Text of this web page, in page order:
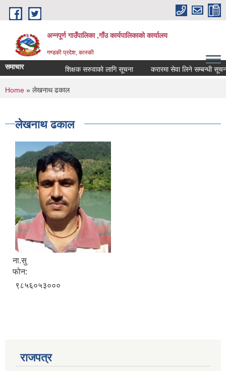
Skip to main content
अन्नपूर्ण गाउँपालिका ,गाँउ कार्यपालिकाको कार्यालय
गण्डकी प्रदेश, कास्की
समाचार शिक्षक सरुवाको लागि सूचना करारमा सेवा लिने सम्बन्धी सूचना ।
You are here
Home » लेखनाथ ढकाल
लेखनाथ ढकाल
ना.सु
फोन:
९८५६०५३०००
राजपत्र